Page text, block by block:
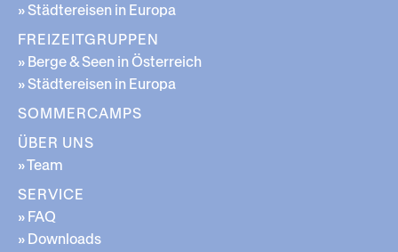
» Städtereisen in Europa
FREIZEITGRUPPEN
» Berge & Seen in Österreich
» Städtereisen in Europa
SOMMERCAMPS
ÜBER UNS
» Team
SERVICE
» FAQ
» Downloads